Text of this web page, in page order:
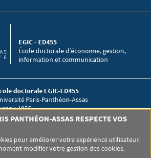
École doctorale d'économie, gestion,
information et communication
EGIC - ED455
doctorale EGIC-ED455
Paris-Panthéon-Assas
105C
place du Panthéon
PANTHÉON-ASSAS RESPECTE VOS
pour améliorer votre expérience utilisateur.
modifier votre gestion des cookies.